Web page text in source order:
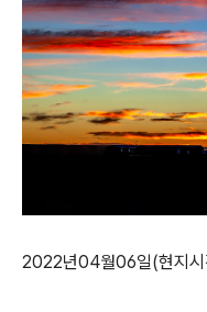
2022년04월06일(현지시